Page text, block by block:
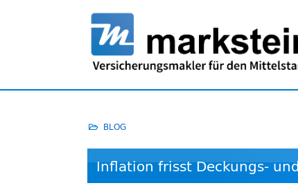
BLOG
Inflation frisst Deckungs-